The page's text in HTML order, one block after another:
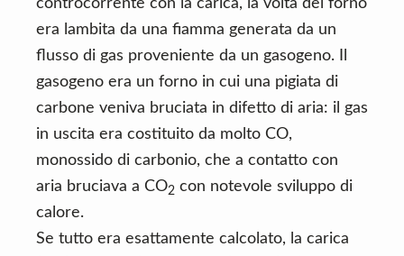
controcorrente con la carica, la volta del forno
era lambita da una fiamma generata da un
flusso di gas proveniente da un gasogeno. Il
gasogeno era un forno in cui una pigiata di
carbone veniva bruciata in difetto di aria: il gas
in uscita era costituito da molto CO,
monossido di carbonio, che a contatto con
aria bruciava a CO2 con notevole sviluppo di
calore.
Se tutto era esattamente calcolato, la carica